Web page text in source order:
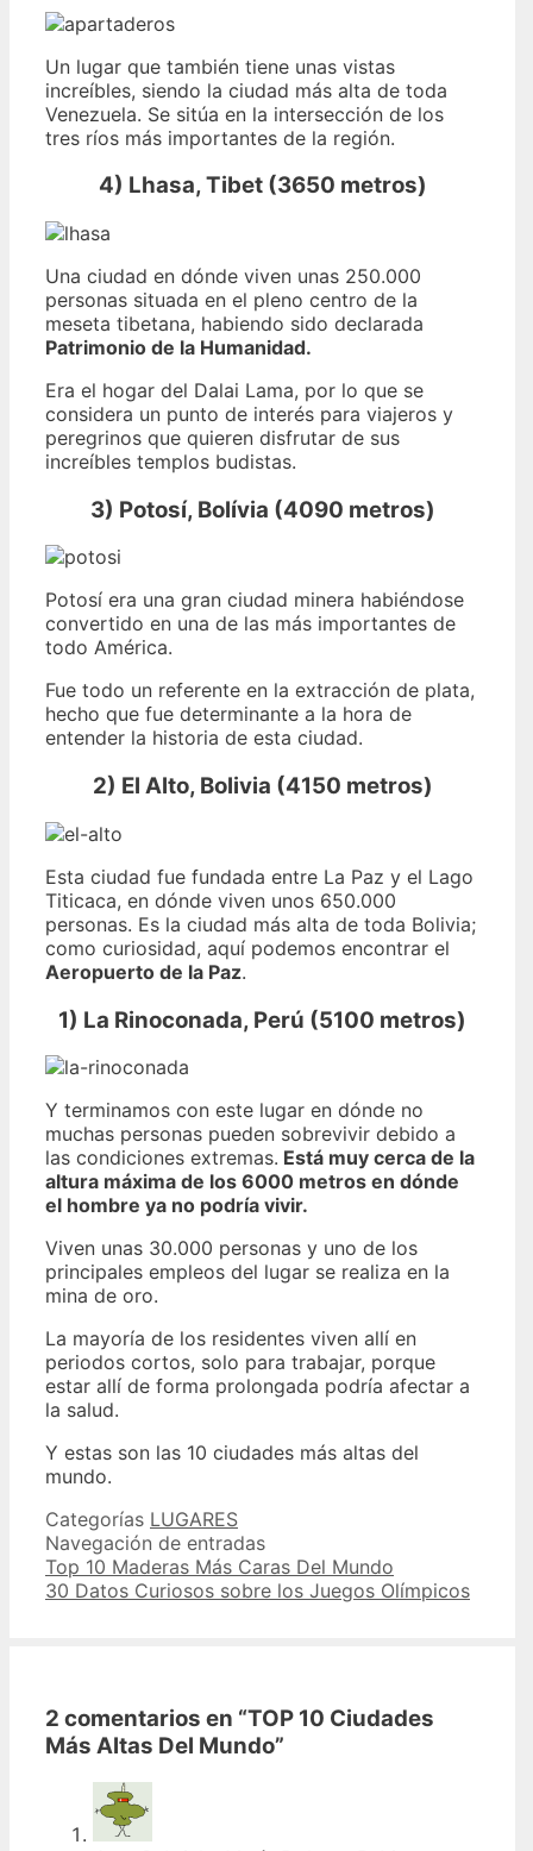
Un lugar que también tiene unas vistas
increíbles, siendo la ciudad más alta de toda
Venezuela. Se sitúa en la intersección de los
tres ríos más importantes de la región.
4) Lhasa, Tibet (3650 metros)
Una ciudad en dónde viven unas 250.000
personas situada en el pleno centro de la
meseta tibetana, habiendo sido declarada
Patrimonio de la Humanidad.
Era el hogar del Dalai Lama, por lo que se
considera un punto de interés para viajeros y
peregrinos que quieren disfrutar de sus
increíbles templos budistas.
3) Potosí, Bolívia (4090 metros)
Potosí era una gran ciudad minera habiéndose
convertido en una de las más importantes de
todo América.
Fue todo un referente en la extracción de plata,
hecho que fue determinante a la hora de
entender la historia de esta ciudad.
2) El Alto, Bolivia (4150 metros)
Esta ciudad fue fundada entre La Paz y el Lago
Titicaca, en dónde viven unos 650.000
personas. Es la ciudad más alta de toda Bolivia;
como curiosidad, aquí podemos encontrar el
Aeropuerto de la Paz.
1) La Rinoconada, Perú (5100 metros)
Y terminamos con este lugar en dónde no
muchas personas pueden sobrevivir debido a
las condiciones extremas. Está muy cerca de la
altura máxima de los 6000 metros en dónde
el hombre ya no podría vivir.
Viven unas 30.000 personas y uno de los
principales empleos del lugar se realiza en la
mina de oro.
La mayoría de los residentes viven allí en
periodos cortos, solo para trabajar, porque
estar allí de forma prolongada podría afectar a
la salud.
Y estas son las 10 ciudades más altas del
mundo.
Categorías LUGARES
Navegación de entradas
Top 10 Maderas Más Caras Del Mundo
30 Datos Curiosos sobre los Juegos Olímpicos
2 comentarios en “TOP 10 Ciudades
Más Altas Del Mundo”